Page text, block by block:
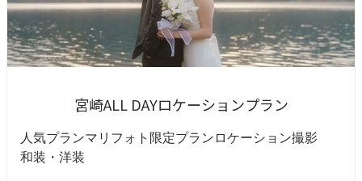
宮崎ALL DAYロケーションプラン
人気プランマリフォト限定プラン ロケーション撮影
和装・洋装